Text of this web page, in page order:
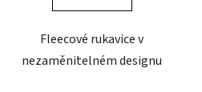
Fleecové rukavice v
nezaměnitelném designu